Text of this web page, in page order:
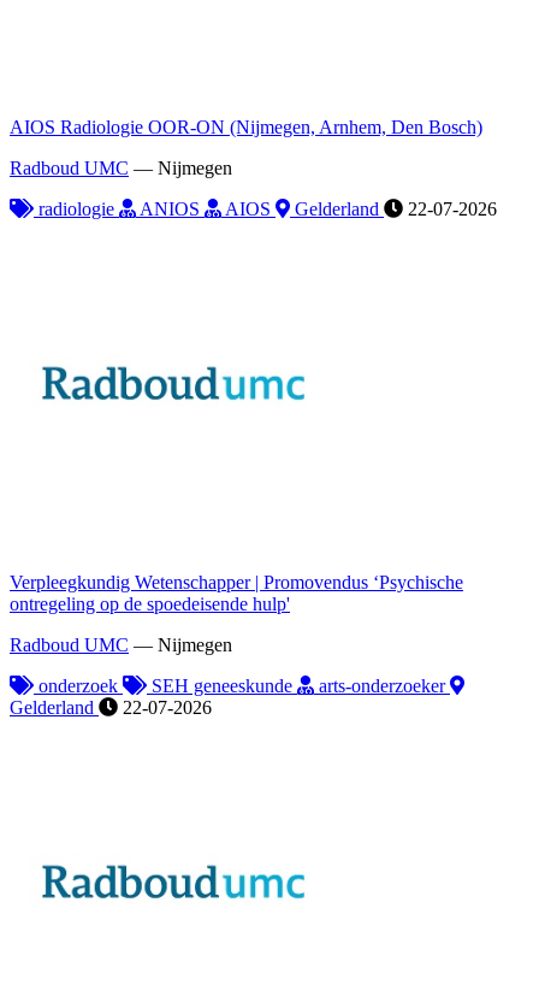
AIOS Radiologie OOR-ON (Nijmegen, Arnhem, Den Bosch)
Radboud UMC — Nijmegen
radiologie
ANIOS AIOS Gelderland 22-07-2026
Verpleegkundig Wetenschapper | Promovendus ‘Psychische
ontregeling op de spoedeisende hulp'
Radboud UMC — Nijmegen
onderzoek
SEH geneeskunde
arts-onderzoeker
Gelderland
22-07-2026